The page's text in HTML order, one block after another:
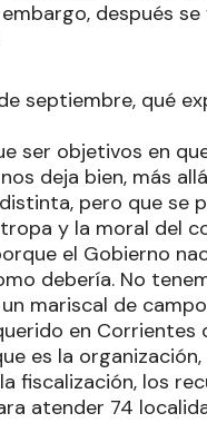
después se
septiembre, qué
ser objetivos en
deja bien, más
pero que se
y la moral del
el Gobierno
debería. No
mariscal de
en Corrientes
es la organización,
fiscalización, los
atender 74